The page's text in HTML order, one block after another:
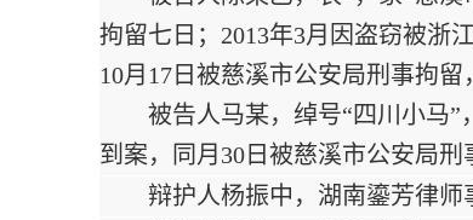
拘留七日；2013年3月因盗窃被浙
10月17日被慈溪市公安局刑事拘
被告人马某，绰号“四川小马”
到案，同月30日被慈溪市公安局刑
辩护人杨振中，湖南鎏芳律师